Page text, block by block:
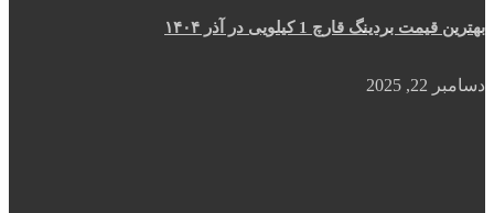
بهترین قیمت بردینگ قارچ 1 کیلویی در آذر ۱۴۰۴
دسامبر 22, 2025